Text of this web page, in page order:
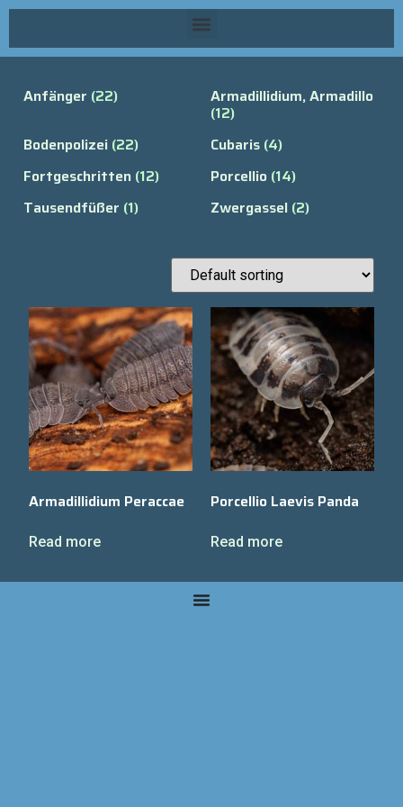
Anfänger (22) Armadillidium, Armadillo
(12)
Bodenpolizei (22) Cubaris (4)
Fortgeschritten (12) Porcellio (14)
Tausendfüßer (1) Zwergassel (2)
Armadillidium Peraccae
Read more
Porcellio Laevis Panda
Read more